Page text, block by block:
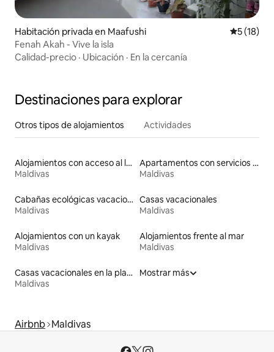
Habitación privada en Maafushi
5 (18)
Fenah Akah - Vive la isla
Calidad-precio · Ubicación · En la cercanía
Destinaciones para explorar
Otros tipos de alojamientos Actividades
Alojamientos con acceso al lago
Maldivas
Apartamentos con servicios incluidos vacacionales
Maldivas
Cabañas ecológicas vacacionales
Maldivas
Casas vacacionales
Maldivas
Alojamientos con un kayak
Maldivas
Alojamientos frente al mar
Maldivas
Casas vacacionales en la playa
Maldivas
Mostrar más
Airbnb Maldivas